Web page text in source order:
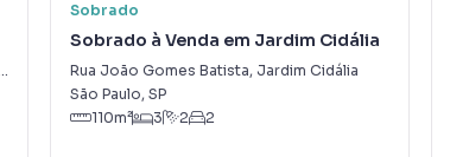
Sobrado
Sobrado à Venda em Jardim Cidália
Rua João Gomes Batista, Jardim Cidália
São Paulo, SP
110m² 3 2 2